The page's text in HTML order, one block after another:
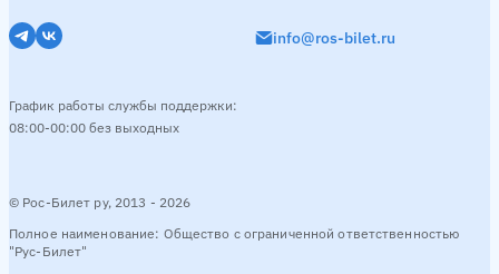
© Рос-Билет ру, 2013 - 2026
Полное наименование: Общество с ограниченной ответственностью
"Рус-Билет"
info@ros-bilet.ru
График работы службы поддержки:
08:00-00:00 без выходных